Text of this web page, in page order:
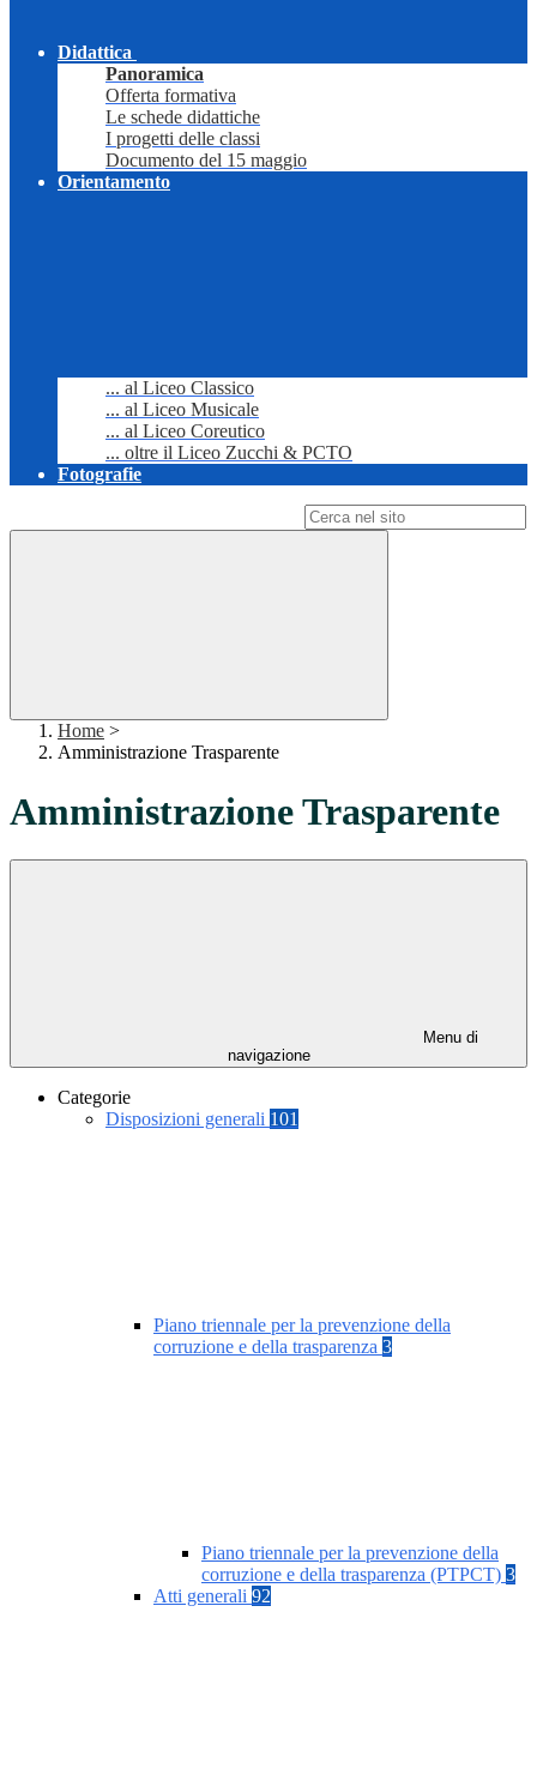
Didattica
Panoramica
Offerta formativa
Le schede didattiche
I progetti delle classi
Documento del 15 maggio
Orientamento
... al Liceo Classico
... al Liceo Musicale
... al Liceo Coreutico
... oltre il Liceo Zucchi & PCTO
Fotografie
Home >
Amministrazione Trasparente
Amministrazione Trasparente
Menu di
navigazione
Categorie
Disposizioni generali 101
Piano triennale per la prevenzione della
corruzione e della trasparenza 3
Piano triennale per la prevenzione della
corruzione e della trasparenza (PTPCT) 3
Atti generali 92